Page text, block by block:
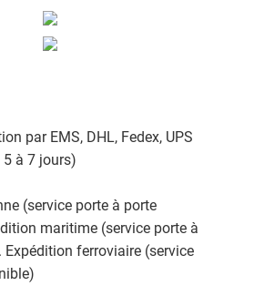
par EMS, DHL, Fedex, UPS
5 à 7 jours)
(service porte à porte
maritime (service porte à
ferroviaire (service